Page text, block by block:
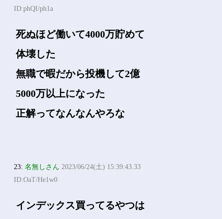
ID:phQI/ph1a
死ぬほど働いて4000万貯めて
体壊した
無職で暇だから投機して2億
5000万以上になった
正解ってなんなんやろな
23:名無しさん 2023/06/24(土) 15:39:43.33
ID:OaT/He1w0
インデックス買ってるやつは